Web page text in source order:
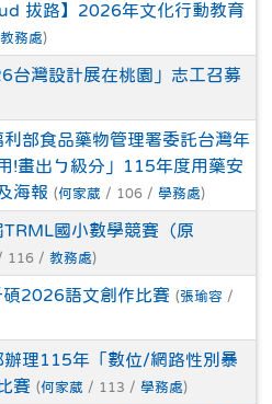
拔路】2026年文化行動教育
教務處)
台灣設計展在桃園」志工召募
利部食品藥物管理署委託台灣年
!畫出ㄅ級分」115年度用藥安
海報 (何家葳 / 106 / 學務處)
TRML國小數學競賽（原
116 / 教務處)
碩2026語文創作比賽 (張瑜容 /
辦理115年「數位/網路性別暴
賽 (何家葳 / 113 / 學務處)